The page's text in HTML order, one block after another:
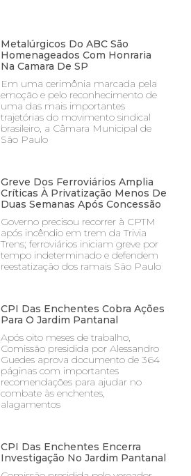
Metalúrgicos Do ABC São
Homenageados Com Honraria
Na Camara De SP
Em uma cerimônia marcada pela
emoção e pelo reconhecimento de
uma das mais importantes
trajetórias do movimento sindical
brasileiro, a Câmara Municipal de
São Paulo
Greve Dos Ferroviários Amplia
Críticas À Privatização Menos De
Duas Semanas Após Concessão
Governo precisou recorrer à CPTM
após incêndio em trem da Trivia
Trens; ferroviários iniciam greve por
tempo indeterminado e defendem
reestatização dos ramais São Paulo
CPI Das Enchentes Cobra Ações
Para O Jardim Pantanal
Após oito meses de trabalho,
Comissão presidida por Alessandro
Guedes aprova documento de 364
páginas com importantes
recomendações para ajudar no
combate às enchentes,
alagamentos
CPI Das Enchentes Encerra
Investigação No Jardim Pantanal